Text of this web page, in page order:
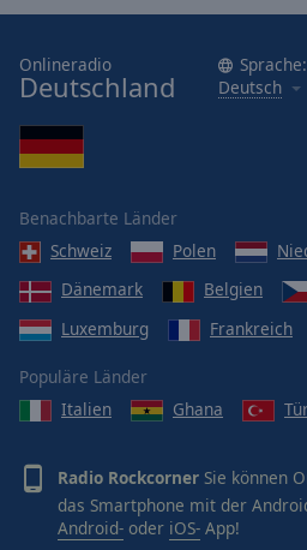
Onlineradio
Deutschland
Sprache:
Deutsch
Benachbarte Länder
Schweiz
Polen
Dänemark
Belgien
Luxemburg
Frankreich
Populäre Länder
Italien
Ghana
Radio Rockcorner Sie können
das Smartphone mit der
Android- oder iOS- App!